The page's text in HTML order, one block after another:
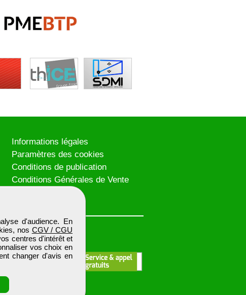
d'audience. En
nos CGV / CGU
centres d'intérêt et
vos choix en
changer d'avis en
Informations légales
Paramètres des cookies
Conditions de publication
Conditions Générales de Vente